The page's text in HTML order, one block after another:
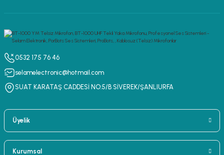
0532 175 76 46
selamelectronic@hotmail.com
SUAT KARATAŞ CADDESİ NO:5/B SİVEREK/ŞANLIURFA
Üyelik
Kurumsal